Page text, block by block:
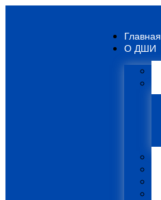
Главная
О ДШИ